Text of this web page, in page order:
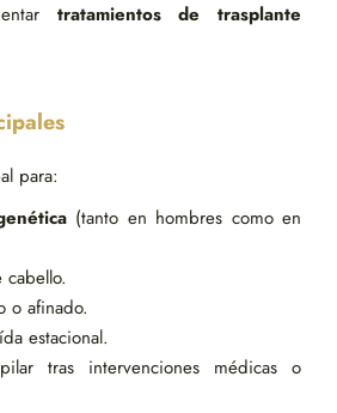
tratamientos de trasplante
para:
(tanto en hombres como en
o afinado.
estacional.
tras intervenciones médicas o